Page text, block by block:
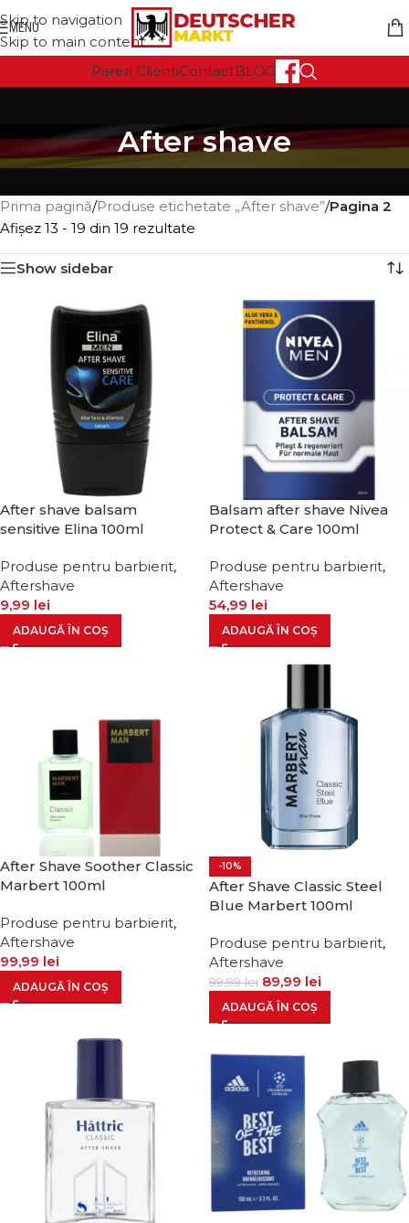
Skip to navigation
Skip to main content
MENU
Pareri ClientiContactBLOG
After shave
Prima pagină/Produse etichetate „After shave”/Pagina 2
Afișez 13 - 19 din 19 rezultate
Show sidebar
After shave balsam
sensitive Elina 100ml
Produse pentru barbierit,
Aftershave
9,99 lei
ADAUGĂ ÎN COȘ
Balsam after shave Nivea
Protect & Care 100ml
Produse pentru barbierit,
Aftershave
54,99 lei
ADAUGĂ ÎN COȘ
After Shave Soother Classic
Marbert 100ml
Produse pentru barbierit,
Aftershave
99,99 lei
ADAUGĂ ÎN COȘ
-10%
After Shave Classic Steel
Blue Marbert 100ml
Produse pentru barbierit,
Aftershave
99,99lei 89,99 lei
ADAUGĂ ÎN COȘ